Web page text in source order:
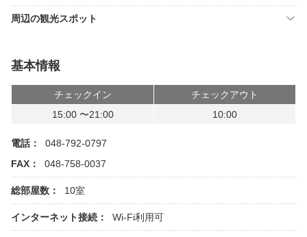
周辺の観光スポット
基本情報
チェックイン
チェックアウト
15:00 〜21:00
10:00
電話：
048-792-0797
FAX：
048-758-0037
総部屋数： 10室
インターネット接続： Wi-Fi利用可